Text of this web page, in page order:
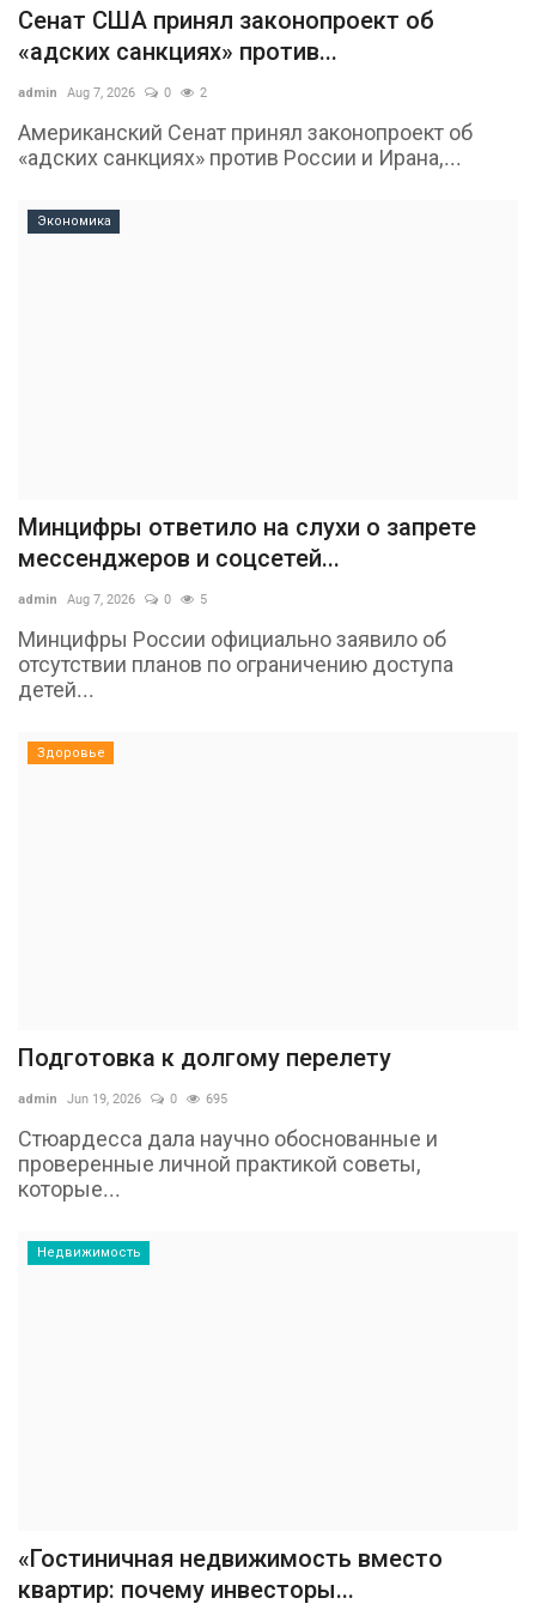
Сенат США принял законопроект об
«адских санкциях» против...
admin Aug 7, 2026 0 2
Американский Сенат принял законопроект об
«адских санкциях» против России и Ирана,...
Экономика
Минцифры ответило на слухи о запрете
мессенджеров и соцсетей...
admin Aug 7, 2026 0 5
Минцифры России официально заявило об
отсутствии планов по ограничению доступа
детей...
Здоровье
Подготовка к долгому перелету
admin Jun 19, 2026 0 695
Стюардесса дала научно обоснованные и
проверенные личной практикой советы,
которые...
Недвижимость
«Гостиничная недвижимость вместо
квартир: почему инвесторы...